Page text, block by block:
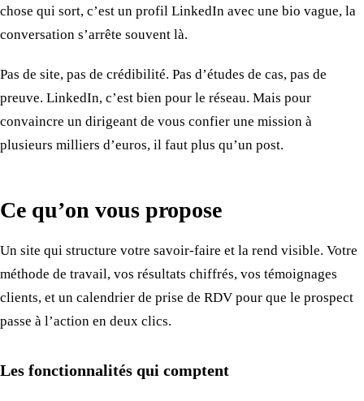
chose qui sort, c’est un profil LinkedIn avec une bio vague, la
conversation s’arrête souvent là.
Pas de site, pas de crédibilité. Pas d’études de cas, pas de
preuve. LinkedIn, c’est bien pour le réseau. Mais pour
convaincre un dirigeant de vous confier une mission à
plusieurs milliers d’euros, il faut plus qu’un post.
Ce qu’on vous propose
Un site qui structure votre savoir-faire et la rend visible. Votre
méthode de travail, vos résultats chiffrés, vos témoignages
clients, et un calendrier de prise de RDV pour que le prospect
passe à l’action en deux clics.
Les fonctionnalités qui comptent